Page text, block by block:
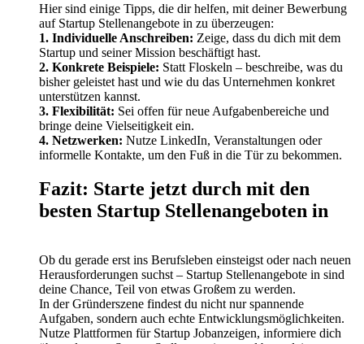
Hier sind einige Tipps, die dir helfen, mit deiner Bewerbung
auf Startup Stellenangebote in zu überzeugen:
1. Individuelle Anschreiben: Zeige, dass du dich mit dem
Startup und seiner Mission beschäftigt hast.
2. Konkrete Beispiele: Statt Floskeln – beschreibe, was du
bisher geleistet hast und wie du das Unternehmen konkret
unterstützen kannst.
3. Flexibilität: Sei offen für neue Aufgabenbereiche und
bringe deine Vielseitigkeit ein.
4. Netzwerken: Nutze LinkedIn, Veranstaltungen oder
informelle Kontakte, um den Fuß in die Tür zu bekommen.
Fazit: Starte jetzt durch mit den
besten Startup Stellenangeboten in
Ob du gerade erst ins Berufsleben einsteigst oder nach neuen
Herausforderungen suchst – Startup Stellenangebote in sind
deine Chance, Teil von etwas Großem zu werden.
In der Gründerszene findest du nicht nur spannende
Aufgaben, sondern auch echte Entwicklungsmöglichkeiten.
Nutze Plattformen für Startup Jobanzeigen, informiere dich